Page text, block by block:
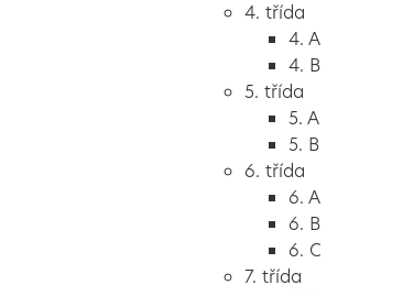
4. třída
4. A
4. B
5. třída
5. A
5. B
6. třída
6. A
6. B
6. C
7. třída